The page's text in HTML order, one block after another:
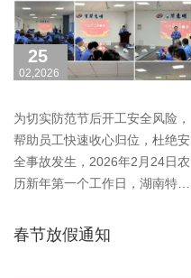
25
02,2026
为切实防范节后开工安全风险，
帮助员工快速收心归位，杜绝安
全事故发生，2026年2月24日农
历新年第一个工作日，湖南特科
春节放假通知